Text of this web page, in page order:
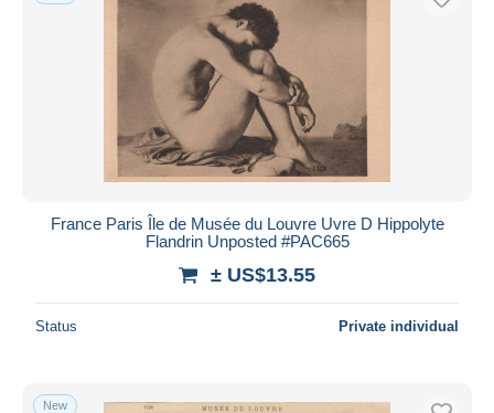
France Paris Île de Musée du Louvre Uvre D Hippolyte
Flandrin Unposted #PAC665
± US$13.55
Status Private individual
New